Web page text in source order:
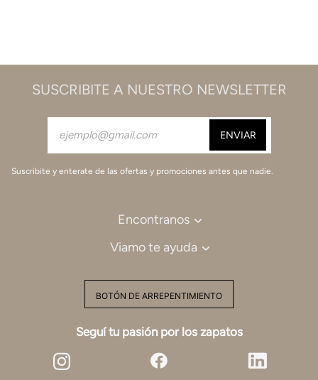
SUSCRIBITE A NUESTRO NEWSLETTER
Suscribite y enterate de las ofertas y promociones antes que nadie.
Encontranos
Viamo te ayuda
BOTÓN DE ARREPENTIMIENTO
Seguí tu pasión por los zapatos